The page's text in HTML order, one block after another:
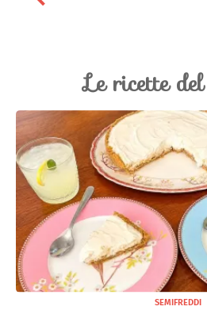
Le ricette
SEMIFREDDI